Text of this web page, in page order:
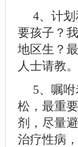
4、计
要孩子？
地区生？
人士请教。
5、嘱
松，最重
剂，尽量
治疗性病